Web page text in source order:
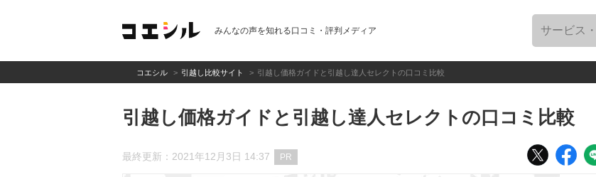
みんなの声を知れる口コミ・評判メディア
コエシル 引越し比較サイト 引越し価格ガイドと引越し達人セレクトの口コミ比較
引越し価格ガイドと引越し達人セレクトの口コミ比較
最終更新：2021年12月3日 14:37 PR